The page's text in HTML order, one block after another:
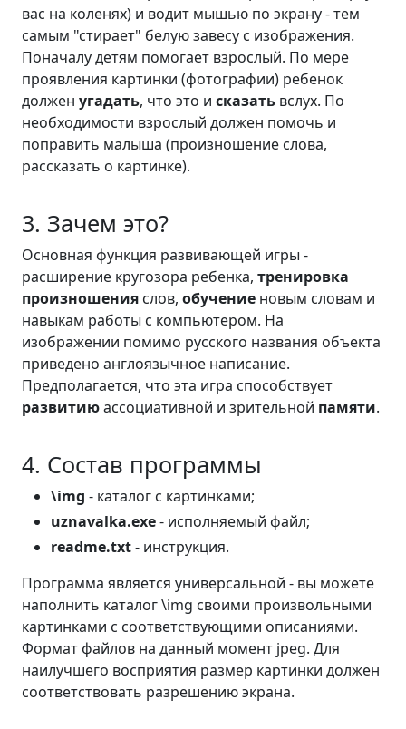
вас на коленях) и водит мышью по экрану - тем
самым "стирает" белую завесу с изображения.
Поначалу детям помогает взрослый. По мере
проявления картинки (фотографии) ребенок
должен угадать, что это и сказать вслух. По
необходимости взрослый должен помочь и
поправить малыша (произношение слова,
рассказать о картинке).
3. Зачем это?
Основная функция развивающей игры -
расширение кругозора ребенка, тренировка
произношения слов, обучение новым словам и
навыкам работы с компьютером. На
изображении помимо русского названия объекта
приведено англоязычное написание.
Предполагается, что эта игра способствует
развитиюассоциативной и зрительной памяти.
4. Состав программы
\img - каталог с картинками;
uznavalka.exe- исполняемый файл;
readme.txt- инструкция.
Программа является универсальной - вы можете
наполнить каталог \img своими произвольными
картинками с соответствующими описаниями.
Формат файлов на данный момент jpeg. Для
наилучшего восприятия размер картинки должен
соответствовать разрешению экрана.